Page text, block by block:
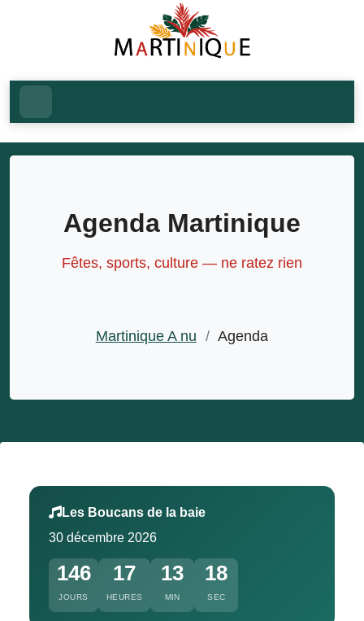
Agenda Martinique
Fêtes, sports, culture — ne ratez rien
Martinique A nu / Agenda
Les Boucans de la baie
30 décembre 2026
146
JOURS
17
HEURES
13
MIN
17
SEC